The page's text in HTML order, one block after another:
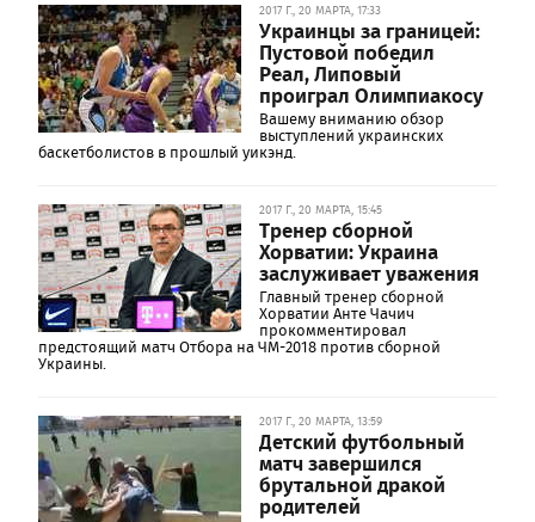
2017 Г., 20 МАРТА, 17:33
Украинцы за границей:
Пустовой победил
Реал, Липовый
проиграл Олимпиакосу
Вашему вниманию обзор
выступлений украинских
баскетболистов в прошлый уикэнд.
2017 Г., 20 МАРТА, 15:45
Тренер сборной
Хорватии: Украина
заслуживает уважения
Главный тренер сборной
Хорватии Анте Чачич
прокомментировал
предстоящий матч Отбора на ЧМ-2018 против сборной
Украины.
2017 Г., 20 МАРТА, 13:59
Детский футбольный
матч завершился
брутальной дракой
родителей